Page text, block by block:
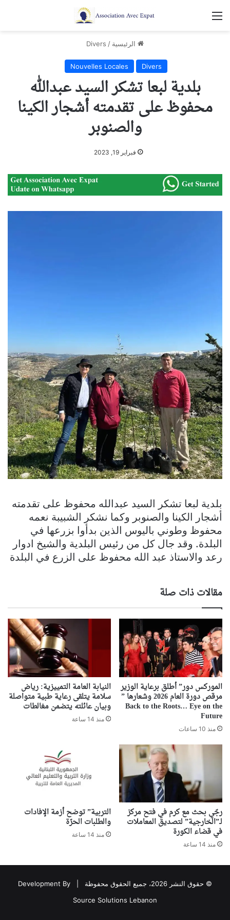
القائمة
الرئيسية /
Divers
Divers
Nouvelles Locales
بلدية لبعا تشكر السيد عبدالله
محفوظ على تقدمته أشجار الكينا
والصنوبر
فبراير 19, 2023
بلدية لبعا تشكر السيد عبدالله محفوظ على تقدمته
أشجار الكينا والصنوبر وكما نشكر الشبيبة نعمه
محفوظ وطوني باليوس الذين بدأوا بزرعها في
البلدة. وقد جال كل من رئيس البلدية والشيخ ادوار
رعد والاستاذ عبد الله محفوظ على الزرع في البلدة
مقالات ذات صلة
الموركس دور” أطلق برعاية الوزير
مرقص دورة العام 2026 وشعارها ”
Back to the Roots… Eye on the
Future
منذ 10 ساعات
النيابة العامة التمييزية: رياض
سلامة يتلقى رعاية طبية متواصلة
وبيان عائلته يتضمن مغالطات
منذ 14 ساعة
رجّي بحث مع كرم في فتح مركز
لـ”الخارجية” لتصديق المعاملات
في قضاء الكورة
منذ 14 ساعة
التربية” توضح أزمة الإفادات
والطلبات الحرّة
منذ 14 ساعة
© حقوق النشر 2026، جميع الحقوق محفوظة |
Development By
Source Solutions Lebanon